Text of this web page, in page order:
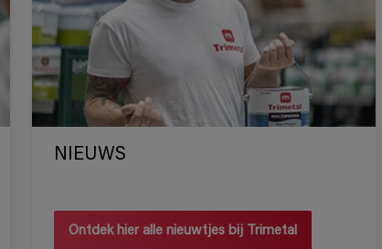
NIEUWS
Ontdek hier alle nieuwtjes bij Trimetal